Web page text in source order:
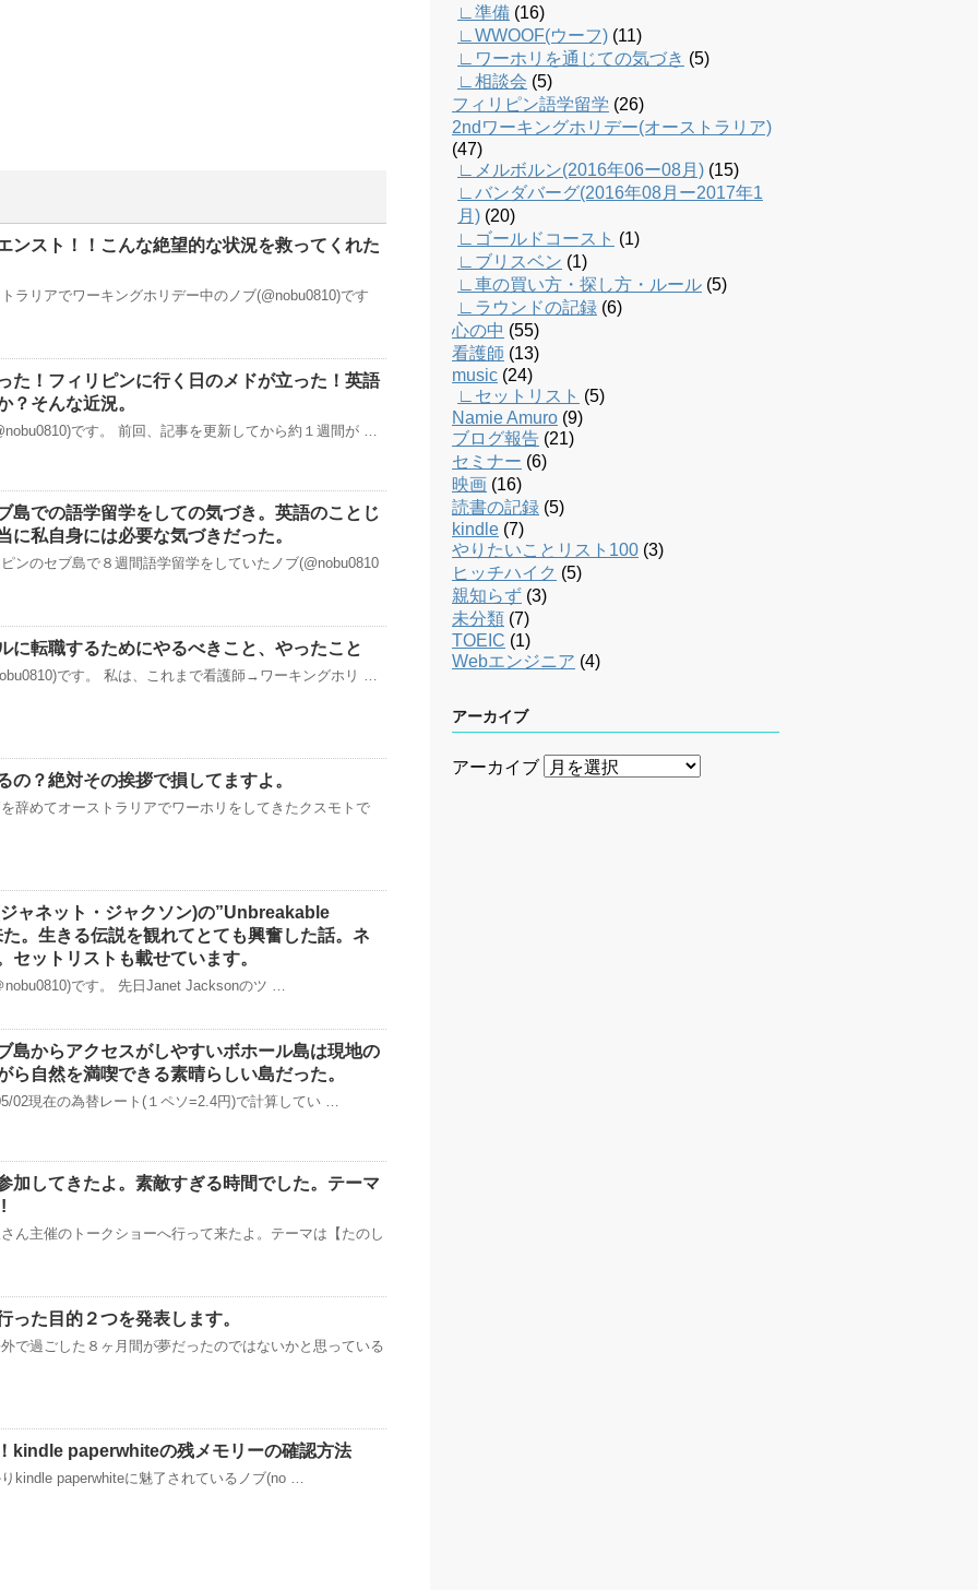
ンスト！！こんな絶望的な状況を救ってくれた
ラリアでワーキングホリデー中のノブ(@nobu0810)です
た！フィリピンに行く日のメドが立った！英語
？そんな近況。
です。 前回、記事を更新してから約１週間が …
島での語学留学をしての気づき。英語のことじ
に私自身には必要な気づきだった。
ンのセブ島で８週間語学留学をしていたノブ(@nobu0810
に転職するためにやるべきこと、やったこと
です。 私は、これまで看護師→ワーキングホリ …
の？絶対その挨拶で損してますよ。
辞めてオーストラリアでワーホリをしてきたクスモトで
ャネット・ジャクソン)の”Unbreakable
。生きる伝説を観れてとても興奮した話。ネ
セットリストも載せています。
nobu0810)です。 先日Janet Jacksonのツ …
島からアクセスがしやすいボホール島は現地の
ら自然を満喫できる素晴らしい島だった。
02現在の為替レート(１ペソ=2.4円)で計算してい …
加してきたよ。素敵すぎる時間でした。テーマ
ん主催のトークショーへ行って来たよ。テーマは【たのし
った目的２つを発表します。
で過ごした８ヶ月間が夢だったのではないかと思っている
kindle paperwhiteの残メモリーの確認方法
kindle paperwhiteに魅了されているノブ(no …
∟準備 (16)
∟WWOOF(ウーフ) (11)
∟ワーホリを通じての気づき (5)
∟相談会 (5)
フィリピン語学留学 (26)
2ndワーキングホリデー(オーストラリア)
(47)
∟メルボルン(2016年06ー08月) (15)
∟バンダバーグ(2016年08月ー2017年1
月) (20)
∟ゴールドコースト (1)
∟ブリスベン (1)
∟車の買い方・探し方・ルール (5)
∟ラウンドの記録 (6)
心の中 (55)
看護師 (13)
music (24)
∟セットリスト (5)
Namie Amuro (9)
ブログ報告 (21)
セミナー (6)
映画 (16)
読書の記録 (5)
kindle (7)
やりたいことリスト100 (3)
ヒッチハイク (5)
親知らず (3)
未分類 (7)
TOEIC (1)
Webエンジニア (4)
アーカイブ
アーカイブ